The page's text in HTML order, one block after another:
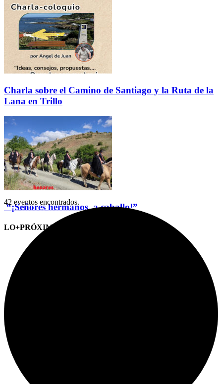
Charla sobre el Camino de Santiago y la Ruta de la
Lana en Trillo
“¡Señores hermanos, a caballo!”
LO+PRÓXIMO (CITAS)
42 eventos encontrados.